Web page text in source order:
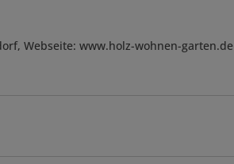
Webseite: www.holz-wohnen-garten.de